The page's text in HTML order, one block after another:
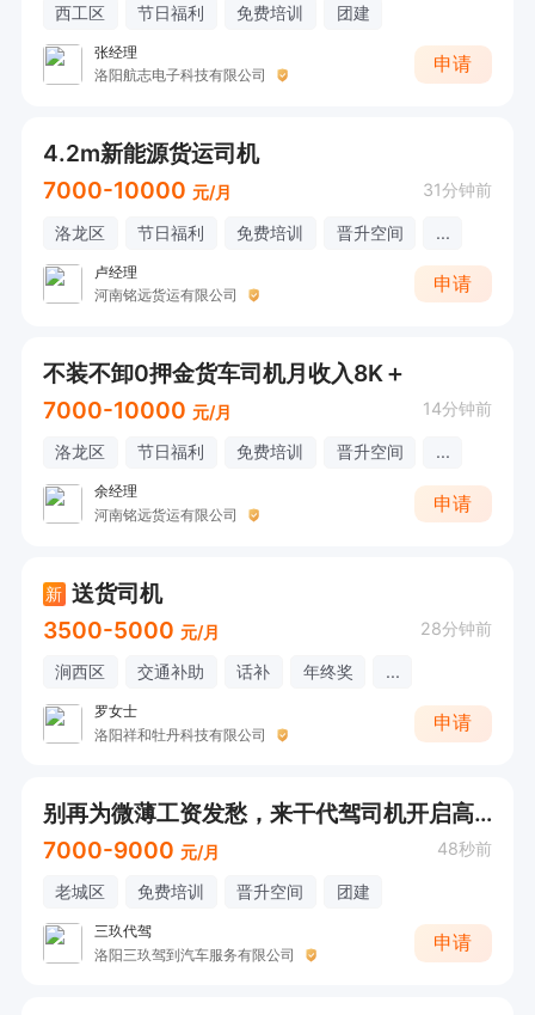
西工区 节日福利 免费培训 团建
张经理
洛阳航志电子科技有限公司
申请
4.2m新能源货运司机
7000-10000 元/月 31分钟前
洛龙区 节日福利 免费培训 晋升空间 ...
卢经理
河南铭远货运有限公司
申请
不装不卸0押金货车司机月收入8K＋
7000-10000 元/月 14分钟前
洛龙区 节日福利 免费培训 晋升空间 ...
余经理
河南铭远货运有限公司
申请
新 送货司机
3500-5000 元/月 28分钟前
涧西区 交通补助 话补 年终奖 ...
罗女士
洛阳祥和牡丹科技有限公司
申请
别再为微薄工资发愁，来干代驾司机开启高收入吧
7000-9000 元/月 48秒前
老城区 免费培训 晋升空间 团建
三玖代驾
洛阳三玖驾到汽车服务有限公司
申请